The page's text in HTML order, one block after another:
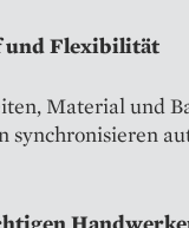
Flexibilität
Material und
synchronisieren